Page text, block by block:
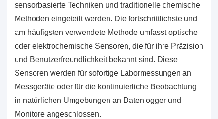
sensorbasierte Techniken und traditionelle chemische
Methoden eingeteilt werden. Die fortschrittlichste und
am häufigsten verwendete Methode umfasst optische
oder elektrochemische Sensoren, die für ihre Präzision
und Benutzerfreundlichkeit bekannt sind. Diese
Sensoren werden für sofortige Labormessungen an
Messgeräte oder für die kontinuierliche Beobachtung
in natürlichen Umgebungen an Datenlogger und
Monitore angeschlossen.